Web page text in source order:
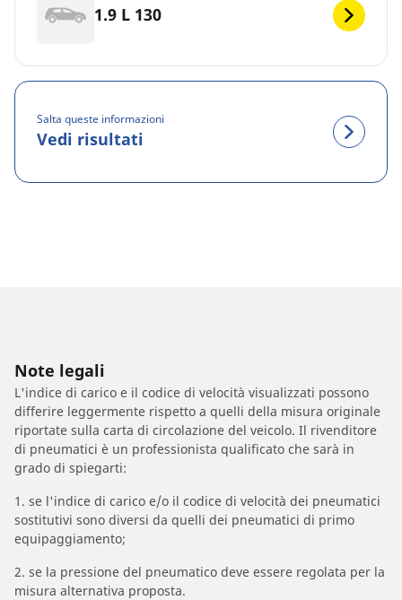
1.9 L 130
Salta queste informazioni
Vedi risultati
Note legali
L'indice di carico e il codice di velocità visualizzati possono
differire leggermente rispetto a quelli della misura originale
riportate sulla carta di circolazione del veicolo. Il rivenditore
di pneumatici è un professionista qualificato che sarà in
grado di spiegarti:
1. se l'indice di carico e/o il codice di velocità dei pneumatici
sostitutivi sono diversi da quelli dei pneumatici di primo
equipaggiamento;
2. se la pressione del pneumatico deve essere regolata per la
misura alternativa proposta.